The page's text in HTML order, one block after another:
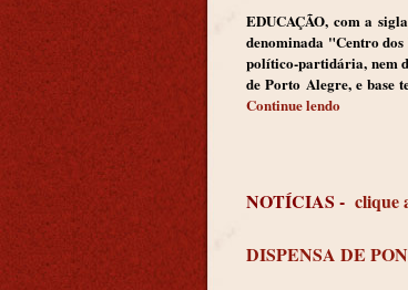
EDUCAÇÃO, com a
denominada "Centro
político-partidária, nem
de Porto Alegre, e base
Continue lendo
NOTÍCIAS - clique
DISPENSA DE